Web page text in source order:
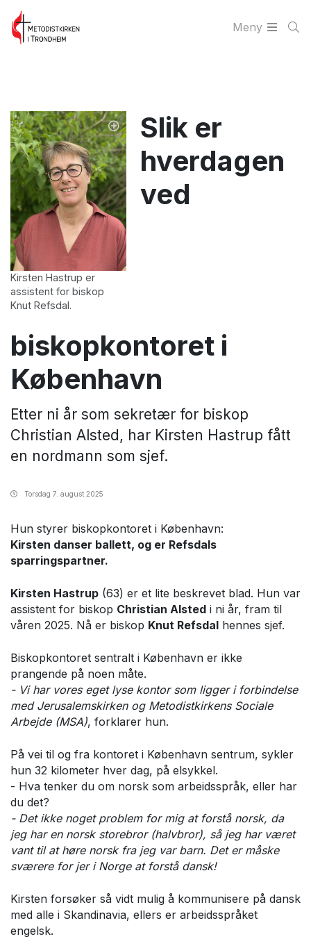
Meny
Kirsten Hastrup er
assistent for biskop
Knut Refsdal.
Slik er
hverdagen
ved
biskopkontoret i
København
Etter ni år som sekretær for biskop
Christian Alsted, har Kirsten Hastrup fått
en nordmann som sjef.
Torsdag 7. august 2025
Hun styrer biskopkontoret i København:
Kirsten danser ballett, og er Refsdals
sparringspartner.
Kirsten Hastrup (63) er et lite beskrevet blad. Hun var
assistent for biskop Christian Alsted i ni år, fram til
våren 2025. Nå er biskop Knut Refsdal hennes sjef.
Biskopkontoret sentralt i København er ikke
prangende på noen måte.
- Vi har vores eget lyse kontor som ligger i forbindelse
med Jerusalemskirken og Metodistkirkens Sociale
Arbejde (MSA), forklarer hun.
På vei til og fra kontoret i København sentrum, sykler
hun 32 kilometer hver dag, på elsykkel.
- Hva tenker du om norsk som arbeidsspråk, eller har
du det?
- Det ikke noget problem for mig at forstå norsk, da
jeg har en norsk storebror (halvbror), så jeg har været
vant til at høre norsk fra jeg var barn. Det er måske
sværere for jer i Norge at forstå dansk!
Kirsten forsøker så vidt mulig å kommunisere på dansk
med alle i Skandinavia, ellers er arbeidsspråket
engelsk.